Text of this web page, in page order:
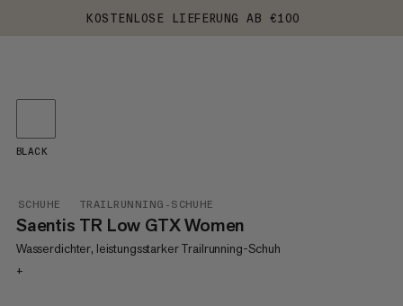
KOSTENLOSE LIEFERUNG AB €100
SCHUHE TRAILRUNNING-SCHUHE
Saentis TR Low GTX Women
Wasserdichter, leistungsstarker Trailrunning-Schuh
+
BLACK